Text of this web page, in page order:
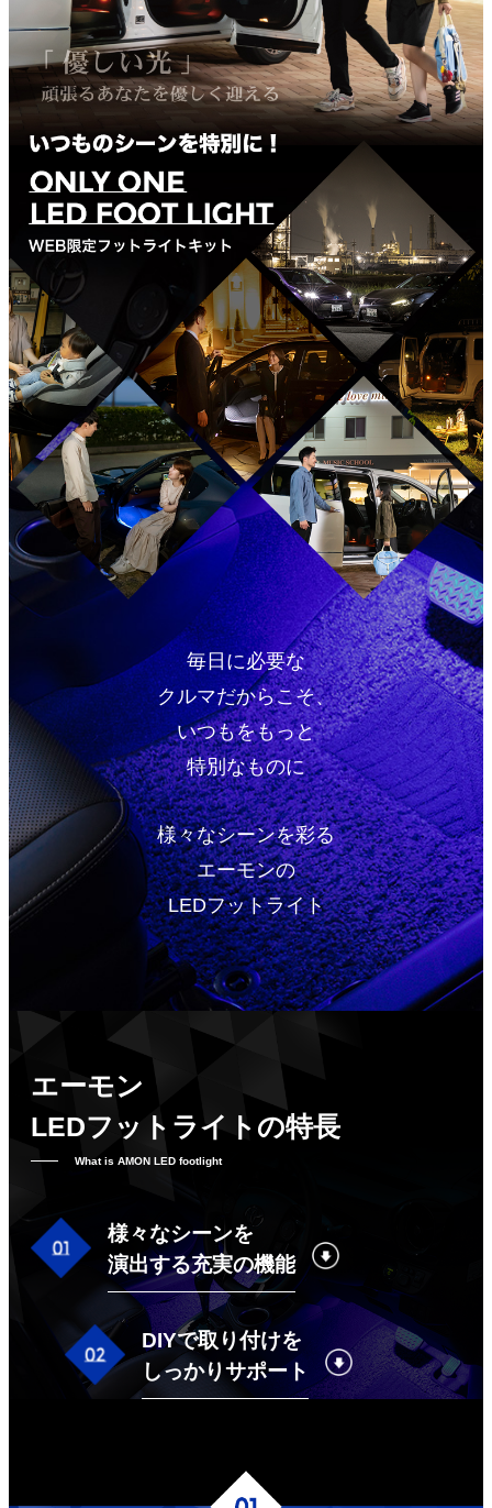
毎日に必要な
クルマだからこそ、
いつもをもっと
特別なものに
様々なシーンを彩る
エーモンの
LEDフットライト
エーモン
LEDフットライトの特長
What is AMON LED footlight
様々なシーンを
演出する充実の機能
DIYで取り付けを
しっかりサポート